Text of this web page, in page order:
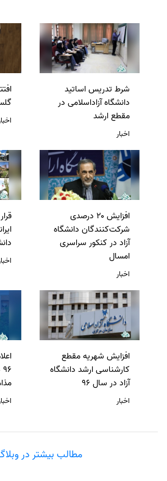
شرط تدریس اساتید
دانشگاه آزاداسلامی در
مقطع ارشد
اخبار
افزایش ۲۰ درصدی
شرکت‌کنندگان دانشگاه
آزاد در کنکور سراسری
امسال
اخبار
افزایش شهریه مقطع
کارشناسی ارشد دانشگاه
آزاد در سال 96
اخبار
مطالب بیشتر در